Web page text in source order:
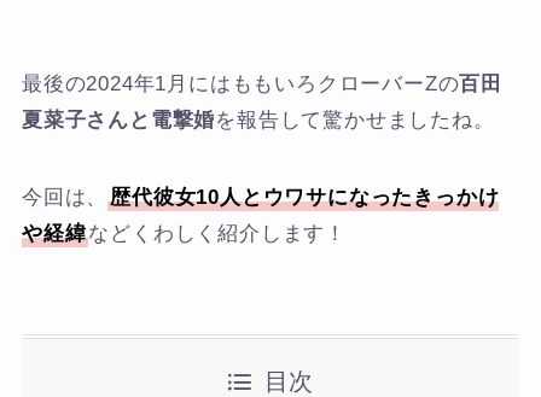
最後の2024年1月にはももいろクローバーZの百田
夏菜子さんと電撃婚を報告して驚かせましたね。
今回は、歴代彼女10人とウワサになったきっかけ
や経緯などくわしく紹介します！
目次